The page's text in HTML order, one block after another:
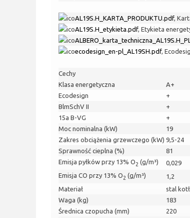
AL19S.H_KARTA_PRODUKTU.pdf,
AL19S.H_etykieta.pdf, Etykieta
ecodesign_en-pl_AL19SH.pdf,
Cechy
Klasa energetyczna
A+
Ecodesign
+
BlmSchV II
+
15a B-VG
+
Moc nominalna (kW)
19
Zakres obciążenia grzewczego (kW) 9,5-24
Sprawność cieplna (%)
81
Emisja pyłków przy 13% O2 (g/m³)
0,029
Emisja CO przy 13% O2 (g/m³)
1,2
Materiał
stal
Waga (kg)
183
Średnica czopucha (mm)
220